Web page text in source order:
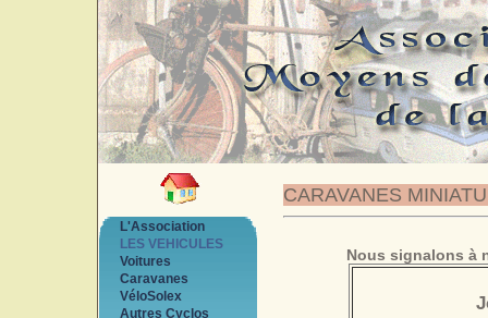
CARAVANES
L'Association
LES VEHICULES
Voitures
Caravanes
VéloSolex
Autres Cyclos
Nous signalons à